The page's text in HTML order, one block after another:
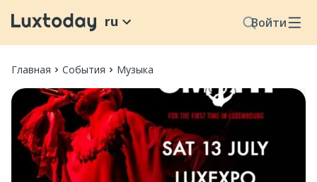
Войти
ru
Главная События Музыка